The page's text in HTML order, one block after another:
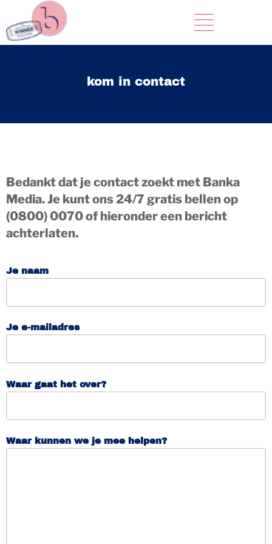
kom in contact
Bedankt dat je contact zoekt met Banka
Media. Je kunt ons 24/7 gratis bellen op
(0800) 0070 of hieronder een bericht
achterlaten.
Je naam
Je e-mailadres
Waar gaat het over?
Waar kunnen we je mee helpen?